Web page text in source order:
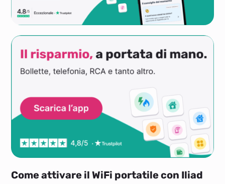
Come attivare il WiFi portatile con Iliad